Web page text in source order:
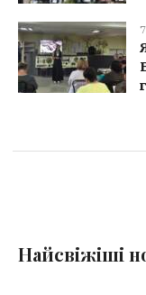
Найсвіжіші